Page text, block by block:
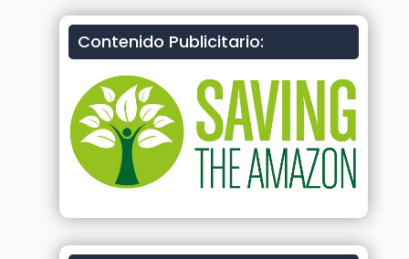
Contenido Publicitario: